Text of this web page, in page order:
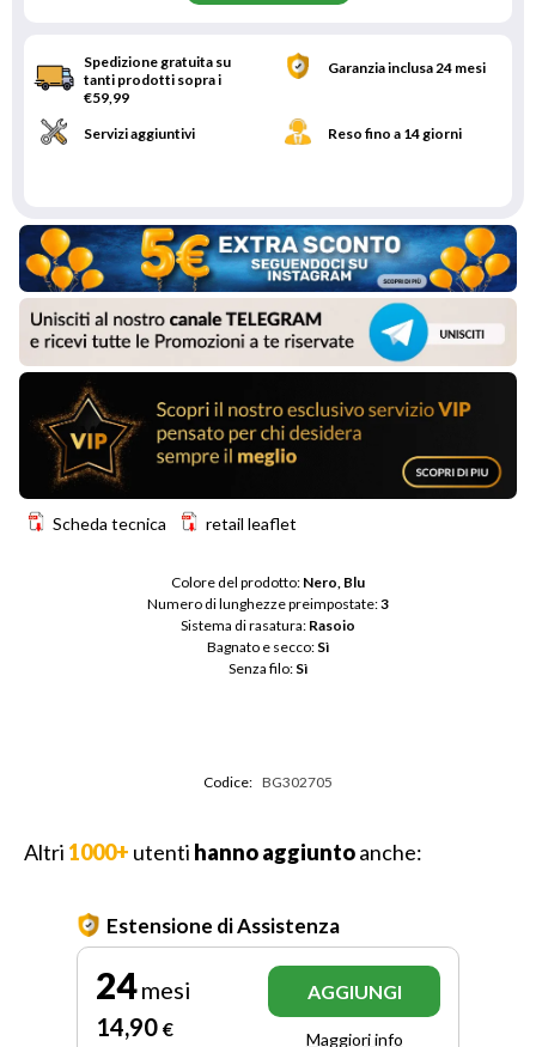
Spedizione gratuita su
tanti prodotti sopra i
€59,99
Garanzia inclusa 24 mesi
Servizi aggiuntivi Reso fino a 14 giorni
Scheda tecnica retail leaflet
Colore del prodotto: Nero, Blu
Numero di lunghezze preimpostate: 3
Sistema di rasatura: Rasoio
Bagnato e secco: Sì
Senza filo: Sì
Codice: BG302705
Altri 1000+ utenti hanno aggiuntoanche:
Estensione di Assistenza
24mesi
14,90 €
AGGIUNGI
Maggiori info